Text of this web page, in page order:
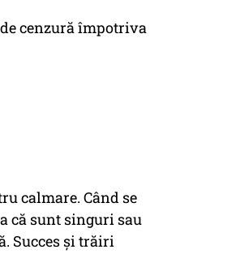
cenzură împotriva
calmare. Când se
că sunt singuri sau
Succes și trăiri